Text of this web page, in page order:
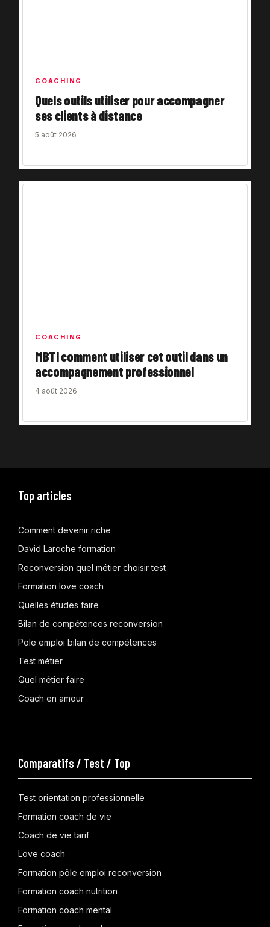
COACHING
Quels outils utiliser pour accompagner
ses clients à distance
5 août 2026
COACHING
MBTI comment utiliser cet outil dans un
accompagnement professionnel
4 août 2026
Top articles
Comment devenir riche
David Laroche formation
Reconversion quel métier choisir test
Formation love coach
Quelles études faire
Bilan de compétences reconversion
Pole emploi bilan de compétences
Test métier
Quel métier faire
Coach en amour
Comparatifs / Test / Top
Test orientation professionnelle
Formation coach de vie
Coach de vie tarif
Love coach
Formation pôle emploi reconversion
Formation coach nutrition
Formation coach mental